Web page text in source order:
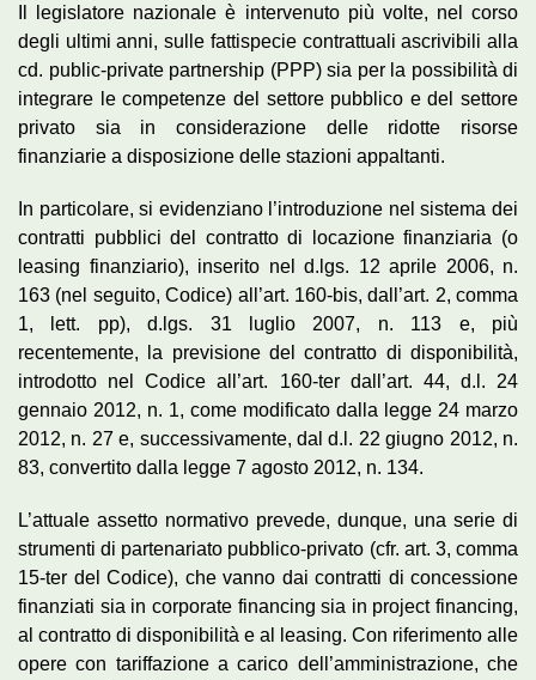
Il legislatore nazionale è intervenuto più volte, nel corso
degli ultimi anni, sulle fattispecie contrattuali ascrivibili alla
cd. public-private partnership (PPP) sia per la possibilità di
integrare le competenze del settore pubblico e del settore
privato sia in considerazione delle ridotte risorse
finanziarie a disposizione delle stazioni appaltanti.
In particolare, si evidenziano l’introduzione nel sistema dei
contratti pubblici del contratto di locazione finanziaria (o
leasing finanziario), inserito nel d.lgs. 12 aprile 2006, n.
163 (nel seguito, Codice) all’art. 160-bis, dall’art. 2, comma
1, lett. pp), d.lgs. 31 luglio 2007, n. 113 e, più
recentemente, la previsione del contratto di disponibilità,
introdotto nel Codice all’art. 160-ter dall’art. 44, d.l. 24
gennaio 2012, n. 1, come modificato dalla legge 24 marzo
2012, n. 27 e, successivamente, dal d.l. 22 giugno 2012, n.
83, convertito dalla legge 7 agosto 2012, n. 134.
L’attuale assetto normativo prevede, dunque, una serie di
strumenti di partenariato pubblico-privato (cfr. art. 3, comma
15-ter del Codice), che vanno dai contratti di concessione
finanziati sia in corporate financing sia in project financing,
al contratto di disponibilità e al leasing. Con riferimento alle
opere con tariffazione a carico dell’amministrazione, che